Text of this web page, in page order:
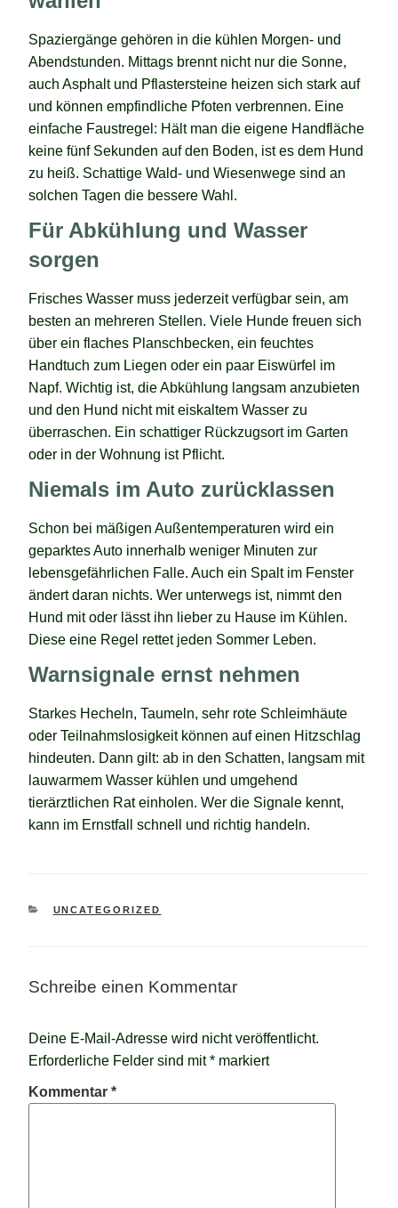
Spaziergänge gehören in die kühlen Morgen- und
Abendstunden. Mittags brennt nicht nur die Sonne,
auch Asphalt und Pflastersteine heizen sich stark auf
und können empfindliche Pfoten verbrennen. Eine
einfache Faustregel: Hält man die eigene Handfläche
keine fünf Sekunden auf den Boden, ist es dem Hund
zu heiß. Schattige Wald- und Wiesenwege sind an
solchen Tagen die bessere Wahl.
Für Abkühlung und Wasser
sorgen
Frisches Wasser muss jederzeit verfügbar sein, am
besten an mehreren Stellen. Viele Hunde freuen sich
über ein flaches Planschbecken, ein feuchtes
Handtuch zum Liegen oder ein paar Eiswürfel im
Napf. Wichtig ist, die Abkühlung langsam anzubieten
und den Hund nicht mit eiskaltem Wasser zu
überraschen. Ein schattiger Rückzugsort im Garten
oder in der Wohnung ist Pflicht.
Niemals im Auto zurücklassen
Schon bei mäßigen Außentemperaturen wird ein
geparktes Auto innerhalb weniger Minuten zur
lebensgefährlichen Falle. Auch ein Spalt im Fenster
ändert daran nichts. Wer unterwegs ist, nimmt den
Hund mit oder lässt ihn lieber zu Hause im Kühlen.
Diese eine Regel rettet jeden Sommer Leben.
Warnsignale ernst nehmen
Starkes Hecheln, Taumeln, sehr rote Schleimhäute
oder Teilnahmslosigkeit können auf einen Hitzschlag
hindeuten. Dann gilt: ab in den Schatten, langsam mit
lauwarmem Wasser kühlen und umgehend
tierärztlichen Rat einholen. Wer die Signale kennt,
kann im Ernstfall schnell und richtig handeln.
KATEGORIEN
UNCATEGORIZED
Schreibe einen Kommentar
Deine E-Mail-Adresse wird nicht veröffentlicht.
Erforderliche Felder sind mit* markiert
Kommentar *